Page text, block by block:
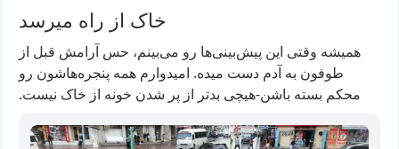
خاک از راه میرسد
همیشه وقتی این پیش‌بینی‌ها رو می‌بینم، حس آرامش قبل از
طوفون به آدم دست میده. امیدوارم همه پنجره‌هاشون رو
محکم بسته باشن-هیچی بدتر از پر شدن خونه از خاک نیست.